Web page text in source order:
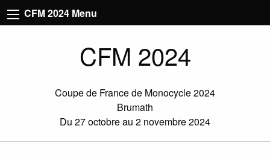
CFM 2024 Menu
CFM 2024
Coupe de France de Monocycle 2024
Brumath
Du 27 octobre au 2 novembre 2024